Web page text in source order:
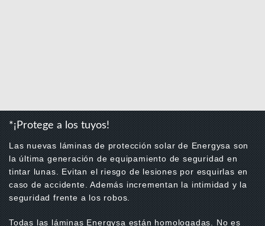
*¡Protege a los tuyos!
Las nuevas láminas de protección solar de Energysa son
la última generación de equipamiento de seguridad en
tintar lunas. Evitan el riesgo de lesiones por esquirlas en
caso de accidente. Además incrementan la intimidad y la
seguridad frente a los robos.
Todas las láminas Energysa están homologadas. No es